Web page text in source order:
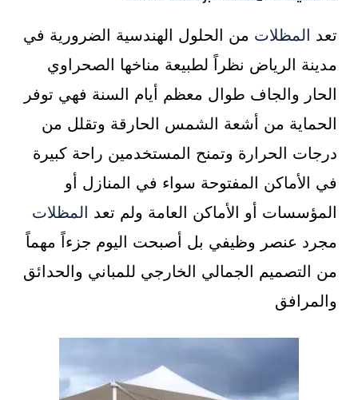
تعد المظلات من الحلول الهندسية الضرورية في
مدينة الرياض نظراً لطبيعة مناخها الصحراوي
الحار والجاف طوال معظم أيام السنة فهي توفر
الحماية من أشعة الشمس الحارقة وتقلل من
درجات الحرارة وتمنح المستخدمين راحة كبيرة
في الأماكن المفتوحة سواء في المنازل أو
المؤسسات أو الأماكن العامة ولم تعد
المظلات
مجرد عنصر وظيفي بل أصبحت اليوم جزءاً مهماً
من التصميم الجمالي الخارجي للمباني والحدائق
والمرافق